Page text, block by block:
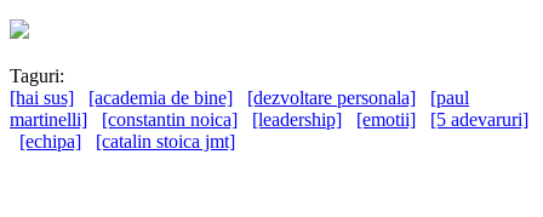
Taguri:
[hai sus]
[academia de bine] [dezvoltare personala]
[paul
martinelli]
[constantin noica] [leadership] [emotii]
[5 adevaruri]
[echipa]
[catalin stoica jmt]